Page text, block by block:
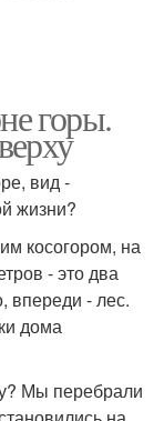
горы.
вид -
жизни?
косогором, на
- это два
впереди - лес.
дома
Мы перебрали